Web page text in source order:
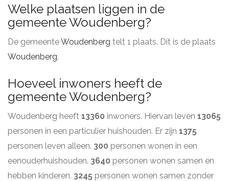
Welke plaatsen liggen in de
gemeente Woudenberg?
De gemeenteWoudenberg telt 1 plaats. Dit is de plaats
Woudenberg.
Hoeveel inwoners heeft de
gemeente Woudenberg?
Woudenberg heeft 13360 inwoners. Hiervan leven 13065
personen in een particulier huishouden. Er zijn 1375
personen leven alleen. 300 personen wonen in een
eenouderhuishouden. 3640 personen wonen samen en
hebben kinderen. 3245 personen wonen samen zonder